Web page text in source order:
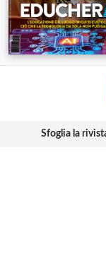
Sfoglia la